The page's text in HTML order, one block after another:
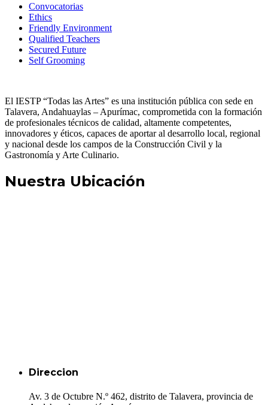
Convocatorias
Ethics
Friendly Environment
Qualified Teachers
Secured Future
Self Grooming
El IESTP “Todas las Artes” es una institución pública con sede en
Talavera, Andahuaylas – Apurímac, comprometida con la formación
de profesionales técnicos de calidad, altamente competentes,
innovadores y éticos, capaces de aportar al desarrollo local, regional
y nacional desde los campos de la Construcción Civil y la
Gastronomía y Arte Culinario.
Nuestra Ubicación
Direccion
Av. 3 de Octubre N.º 462, distrito de Talavera, provincia de